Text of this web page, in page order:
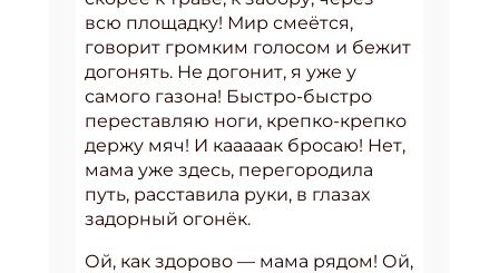
всю площадку! Мир смеётся,
говорит громким голосом и бежит
догонять. Не догонит, я уже у
самого газона! Быстро-быстро
переставляю ноги, крепко-крепко
держу мяч! И кааааак бросаю! Нет,
мама уже здесь, перегородила
путь, расставила руки, в глазах
задорный огонёк.
Ой, как здорово — мама рядом! Ой,